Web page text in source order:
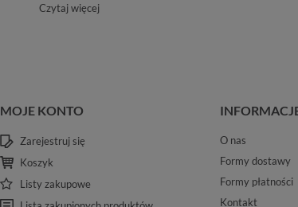
Czytaj więcej
MOJE KONTO
Zarejestruj się
Koszyk
Listy zakupowe
O nas
Formy dostawy
Formy płatności
Kontakt